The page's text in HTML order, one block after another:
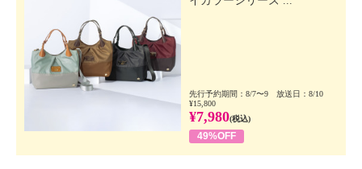
先行予約期間：8/7〜9 放送日：8/10
¥15,800
¥7,980(税込)
49%OFF